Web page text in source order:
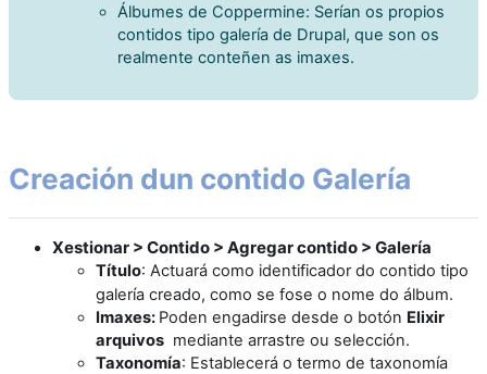
Álbumes de Coppermine: Serían os propios
contidos tipo galería de Drupal, que son os
realmente conteñen as imaxes.
Creación dun contido Galería
Xestionar > Contido > Agregar contido > Galería
Título: Actuará como identificador do contido tipo
galería creado, como se fose o nome do álbum.
Imaxes: Poden engadirse desde o botón Elixir
arquivos mediante arrastre ou selección.
Taxonomía: Establecerá o termo de taxonomía